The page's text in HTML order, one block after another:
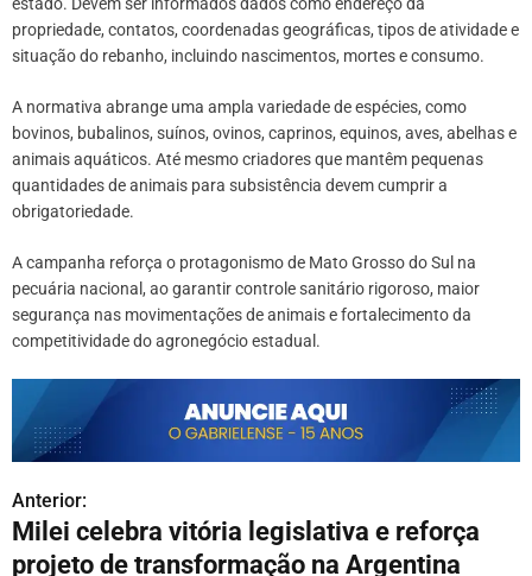
propriedade, contatos, coordenadas geográficas, tipos de atividade e
situação do rebanho, incluindo nascimentos, mortes e consumo.
A normativa abrange uma ampla variedade de espécies, como
bovinos, bubalinos, suínos, ovinos, caprinos, equinos, aves, abelhas e
animais aquáticos. Até mesmo criadores que mantêm pequenas
quantidades de animais para subsistência devem cumprir a
obrigatoriedade.
A campanha reforça o protagonismo de Mato Grosso do Sul na
pecuária nacional, ao garantir controle sanitário rigoroso, maior
segurança nas movimentações de animais e fortalecimento da
competitividade do agronegócio estadual.
N
a
Anterior:
Milei celebra vitória legislativa e reforça
projeto de transformação na Argentina